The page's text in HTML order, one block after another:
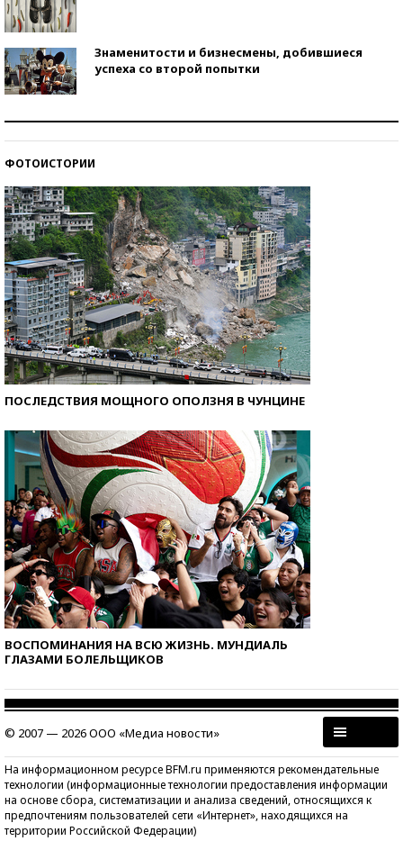
Знаменитости и бизнесмены, добившиеся
успеха со второй попытки
ФОТОИСТОРИИ
ПОСЛЕДСТВИЯ МОЩНОГО ОПОЛЗНЯ В ЧУНЦИНЕ
ВОСПОМИНАНИЯ НА ВСЮ ЖИЗНЬ. МУНДИАЛЬ
ГЛАЗАМИ БОЛЕЛЬЩИКОВ
© 2007 — 2026 ООО «Медиа новости»
На информационном ресурсе BFM.ru применяются рекомендательные
технологии (информационные технологии предоставления информации
на основе сбора, систематизации и анализа сведений, относящихся к
предпочтениям пользователей сети «Интернет», находящихся на
территории Российской Федерации)